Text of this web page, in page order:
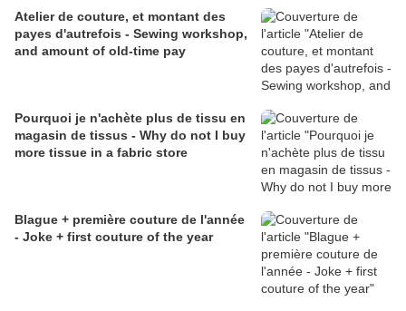
Atelier de couture, et montant des
payes d'autrefois - Sewing workshop,
and amount of old-time pay
Pourquoi je n'achète plus de tissu en
magasin de tissus - Why do not I buy
more tissue in a fabric store
Blague + première couture de l'année
- Joke + first couture of the year